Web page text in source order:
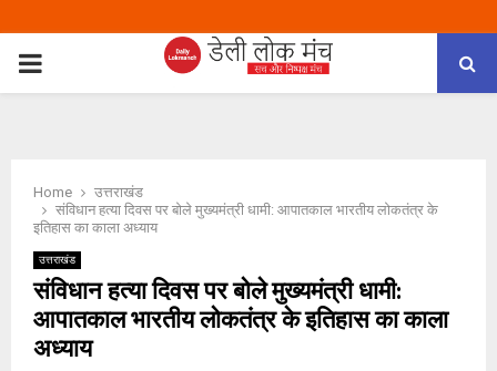
PRIMARY
Home
उत्तराखंड
संविधान हत्या दिवस पर बोले मुख्यमंत्री धामी: आपातकाल भारतीय लोकतंत्र के
इतिहास का काला अध्याय
उत्तराखंड
संविधान हत्या दिवस पर बोले मुख्यमंत्री धामी:
आपातकाल भारतीय लोकतंत्र के इतिहास का काला
अध्याय